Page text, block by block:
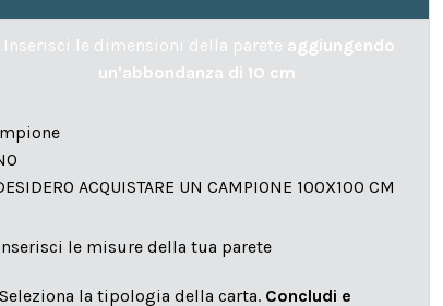
Inserisci le dimensioni della parete aggiungendo
un'abbondanza di 10 cm
ACQUISTARE UN CAMPIONE 100X100 CM
le misure della tua parete
la tipologia della carta. Concludi e